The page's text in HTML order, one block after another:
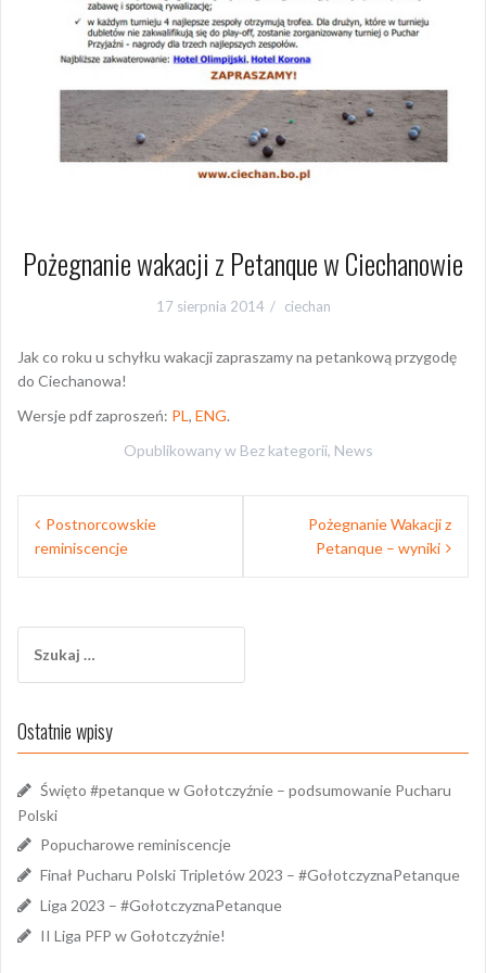
Pożegnanie wakacji z Petanque w Ciechanowie
17 sierpnia 2014 ciechan
Jak co roku u schyłku wakacji zapraszamy na petankową przygodę
do Ciechanowa!
Wersje pdf zaproszeń: PL, ENG.
Opublikowany w Bez kategorii, News
Nawigacja
wpisu
Postnorcowskie
reminiscencje
Pożegnanie Wakacji z
Petanque – wyniki
Ostatnie wpisy
Święto #petanque w Gołotczyźnie – podsumowanie Pucharu
Polski
Popucharowe reminiscencje
Finał Pucharu Polski Tripletów 2023 – #GołotczyznaPetanque
Liga 2023 – #GołotczyznaPetanque
II Liga PFP w Gołotczyźnie!